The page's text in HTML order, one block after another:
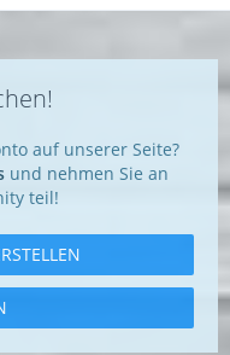
auf unserer Seite?
und nehmen Sie an
teil!